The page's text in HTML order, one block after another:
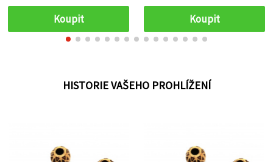
Koupit Koupit
HISTORIE VAŠEHO PROHLÍŽENÍ